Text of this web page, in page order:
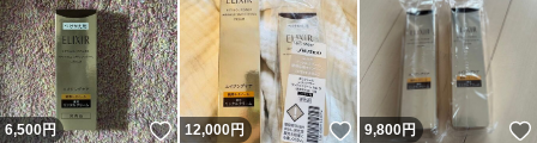
6,500円 いいね！
12,000円 いいね！
9,800円